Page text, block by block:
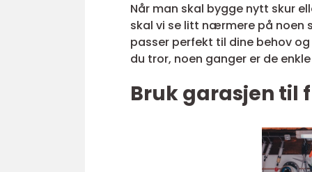
Når man skal bygge nytt skur
skal vi se litt nærmere på noen
passer perfekt til dine behov
du tror, noen ganger er de
Bruk garasjen til